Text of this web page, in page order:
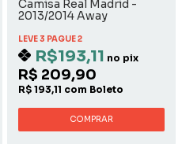
Camisa Real Madrid -
2013/2014 Away
LEVE 3 PAGUE 2
R$193,11 no pix
R$ 209,90
R$ 193,11 com Boleto
COMPRAR